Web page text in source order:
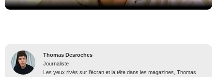
Thomas Desroches
Journaliste
Les yeux rivés sur l’écran et la tête dans les magazines, Thomas